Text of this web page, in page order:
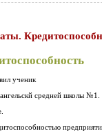
ученик
средней школы